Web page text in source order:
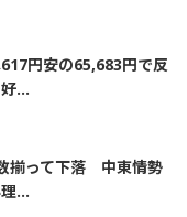
円安の65,683円で反
...
揃って下落 中東情勢
...